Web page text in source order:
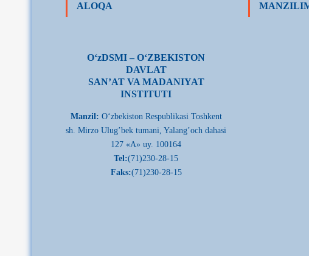
ALOQA
О‘zDSMI – О‘ZBEKISTON
DAVLAT
SAN’AT VA MADANIYAT
INSTITUTI
Manzil: О‘zbekiston Respublikasi Toshkent
sh. Mirzo Ulug’bek tumani, Yalang’och dahasi
127 «A» uy. 100164
Tel:(71)230-28-15
Faks:(71)230-28-15